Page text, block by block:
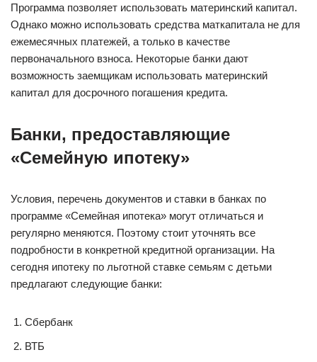
Программа позволяет использовать материнский капитал.
Однако можно использовать средства маткапитала не для
ежемесячных платежей, а только в качестве
первоначального взноса. Некоторые банки дают
возможность заемщикам использовать материнский
капитал для досрочного погашения кредита.
Банки, предоставляющие
«Семейную ипотеку»
Условия, перечень документов и ставки в банках по
программе «Семейная ипотека» могут отличаться и
регулярно меняются. Поэтому стоит уточнять все
подробности в конкретной кредитной организации. На
сегодня ипотеку по льготной ставке семьям с детьми
предлагают следующие банки:
Сбербанк
ВТБ